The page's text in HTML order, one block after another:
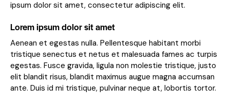
ipsum dolor sit amet, consectetur adipiscing elit.
Lorem ipsum dolor sit amet
Aenean et egestas nulla. Pellentesque habitant morbi
tristique senectus et netus et malesuada fames ac turpis
egestas. Fusce gravida, ligula non molestie tristique, justo
elit blandit risus, blandit maximus augue magna accumsan
ante. Duis id mi tristique, pulvinar neque at, lobortis tortor.